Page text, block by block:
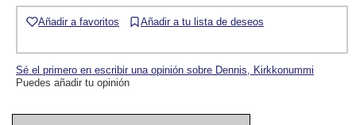
Añadir a favoritos Añadir a tu lista de deseos
Sé el primero en escribir una opinión sobre Dennis, Kirkkonummi
Puedes añadir tu opinión